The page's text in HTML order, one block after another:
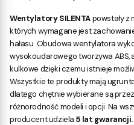
Wentylatory SILENTApowstały z
których wymagane jest
hałasu. Obudowa wentylatora
wysokoudarowego tworzywa ABS,
kulkowe dzięki czemu istnieje
Wszystkiete produkty mają
dlatego chętnie wybierane są
różnorodność modeli i opcji. Na
producent udziela 5 lat gwarancji.